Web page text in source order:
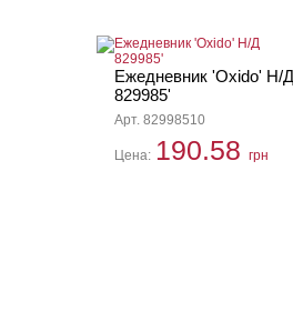
Ежедневник 'Oxido' Н/Д
829985'
Арт. 82998510
Цена: 190.58 грн